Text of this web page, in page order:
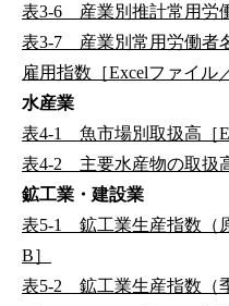
表3-6 産業別推計常用労
表3-7 産業別常用労働者
雇用指数［Excelファイル
水産業
表4-1 魚市場別取扱高［
表4-2 主要水産物の取扱
鉱工業・建設業
表5-1 鉱工業生産指数（
B］
表5-2 鉱工業生産指数（